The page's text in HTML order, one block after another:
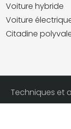
Voiture hybride
Voiture
Citadine
Techniques et